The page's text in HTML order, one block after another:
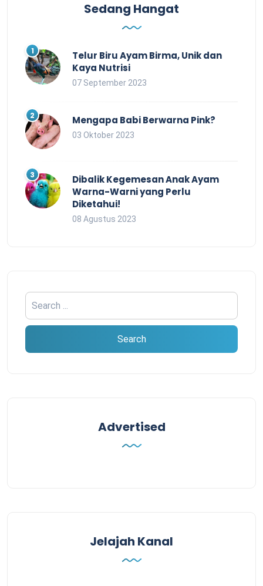
Sedang Hangat
Telur Biru Ayam Birma, Unik dan
Kaya Nutrisi
07 September 2023
Mengapa Babi Berwarna Pink?
03 Oktober 2023
Dibalik Kegemesan Anak Ayam
Warna-Warni yang Perlu
Diketahui!
08 Agustus 2023
Advertised
Jelajah Kanal